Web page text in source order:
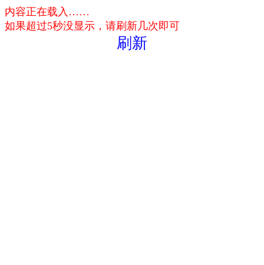
内容正在载入……
如果超过5秒没显示，请刷新几次即可
刷新